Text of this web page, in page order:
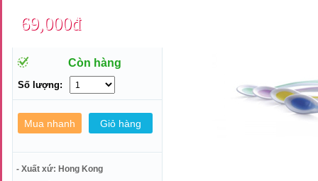
69,000đ
Còn hàng
Số lượng:
- Xuất xứ: Hong Kong